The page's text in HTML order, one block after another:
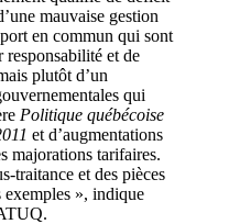
mauvaise gestion
en commun qui sont
responsabilité et de
plutôt d’un
qui
Politique québécoise
et d’augmentations
majorations tarifaires.
traitance et des pièces
exemples », indique